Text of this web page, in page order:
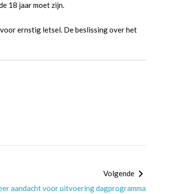
18 jaar moet zijn.
ernstig letsel. De beslissing over het
Volgende
aandacht voor uitvoering dagprogramma